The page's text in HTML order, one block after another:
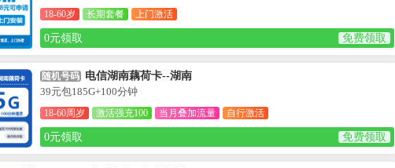
18-60岁 长期套餐 上门激活
0元领取 免费领取
随机号码 电信湖南藕荷卡--湖南
39元包185G+100分钟
18-60周岁 激活强充100 当月叠加流量 自行激活
0元领取 免费领取